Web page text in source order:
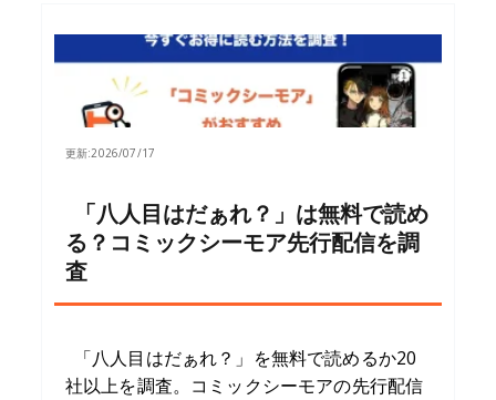
「八人目はだぁれ？」は無料で読め
る？コミックシーモア先行配信を調
査
更新:2026/07/17
「八人目はだぁれ？」を無料で読めるか20
社以上を調査。コミックシーモアの先行配信